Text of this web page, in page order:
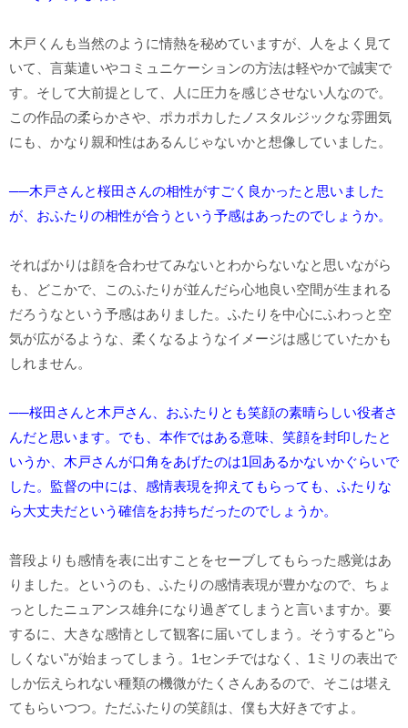
木戸くんも当然のように情熱を秘めていますが、人をよく見て
いて、言葉遣いやコミュニケーションの方法は軽やかで誠実で
す。そして大前提として、人に圧力を感じさせない人なので。
この作品の柔らかさや、ポカポカしたノスタルジックな雰囲気
にも、かなり親和性はあるんじゃないかと想像していました。
──木戸さんと桜田さんの相性がすごく良かったと思いました
が、おふたりの相性が合うという予感はあったのでしょうか。
そればかりは顔を合わせてみないとわからないなと思いながら
も、どこかで、このふたりが並んだら心地良い空間が生まれる
だろうなという予感はありました。ふたりを中心にふわっと空
気が広がるような、柔くなるようなイメージは感じていたかも
しれません。
──桜田さんと木戸さん、おふたりとも笑顔の素晴らしい役者さ
んだと思います。でも、本作ではある意味、笑顔を封印したと
いうか、木戸さんが口角をあげたのは1回あるかないかぐらいで
した。監督の中には、感情表現を抑えてもらっても、ふたりな
ら大丈夫だという確信をお持ちだったのでしょうか。
普段よりも感情を表に出すことをセーブしてもらった感覚はあ
りました。というのも、ふたりの感情表現が豊かなので、ちょ
っとしたニュアンス雄弁になり過ぎてしまうと言いますか。要
するに、大きな感情として観客に届いてしまう。そうすると"ら
しくない"が始まってしまう。1センチではなく、1ミリの表出で
しか伝えられない種類の機微がたくさんあるので、そこは堪え
てもらいつつ。ただふたりの笑顔は、僕も大好きですよ。